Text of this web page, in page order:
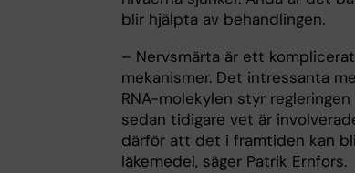
blir hjälpta av behandlingen.
– Nervsmärta är ett
mekanismer. Det intressanta
RNA-molekylen styr
sedan tidigare vet är
därför att det i framtiden kan
läkemedel, säger Patrik Ernfors.